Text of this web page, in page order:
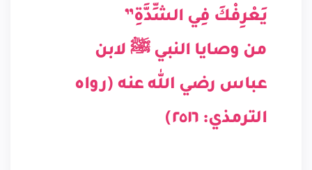
يَعْرِفْكَ فِي الشِّدَّةِ”
من وصايا النبي ﷺ لابن
عباس رضي الله عنه (رواه
الترمذي: ٢٥١٦)